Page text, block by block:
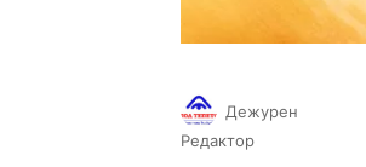
Дежурен
Редактор